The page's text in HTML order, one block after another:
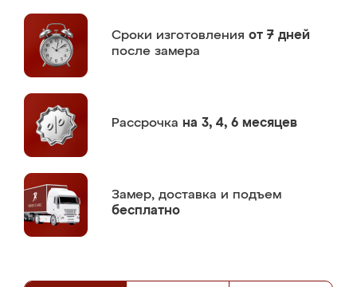
Сроки изготовления от 7 дней
после замера
Рассрочка на 3, 4, 6 месяцев
Замер, доставка и подъем
бесплатно